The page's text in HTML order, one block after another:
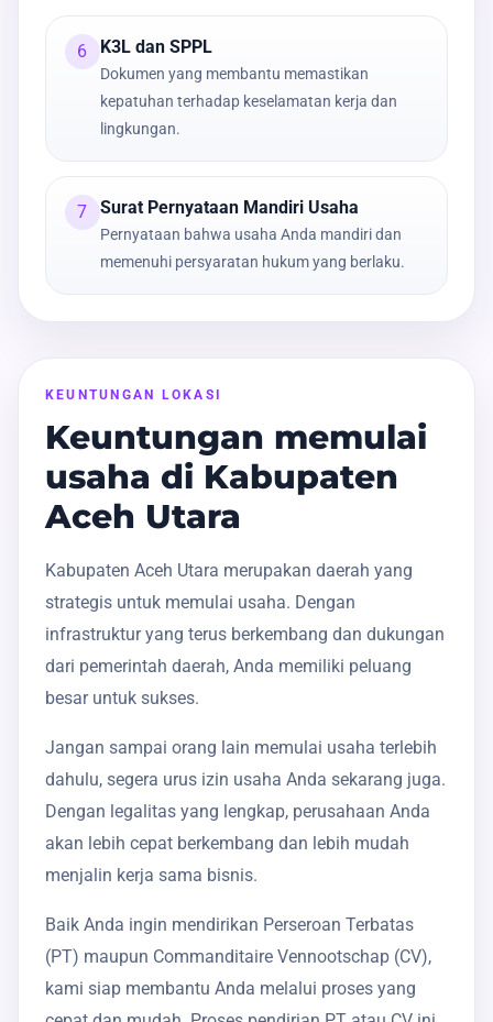
6 K3L dan SPPL
Dokumen yang membantu memastikan
kepatuhan terhadap keselamatan kerja dan
lingkungan.
7 Surat Pernyataan Mandiri Usaha
Pernyataan bahwa usaha Anda mandiri dan
memenuhi persyaratan hukum yang berlaku.
KEUNTUNGAN LOKASI
Keuntungan memulai
usaha di Kabupaten
Aceh Utara
Kabupaten Aceh Utara merupakan daerah yang
strategis untuk memulai usaha. Dengan
infrastruktur yang terus berkembang dan dukungan
dari pemerintah daerah, Anda memiliki peluang
besar untuk sukses.
Jangan sampai orang lain memulai usaha terlebih
dahulu, segera urus izin usaha Anda sekarang juga.
Dengan legalitas yang lengkap, perusahaan Anda
akan lebih cepat berkembang dan lebih mudah
menjalin kerja sama bisnis.
Baik Anda ingin mendirikan Perseroan Terbatas
(PT) maupun Commanditaire Vennootschap (CV),
kami siap membantu Anda melalui proses yang